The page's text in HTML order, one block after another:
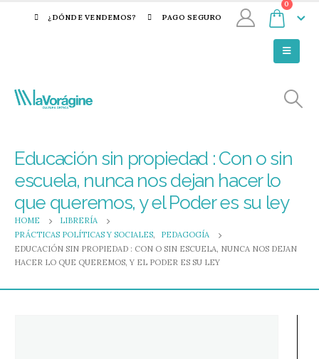
¿DÓNDE VENDEMOS? PAGO SEGURO
0
Educación sin propiedad : Con o sin
escuela, nunca nos dejan hacer lo
que queremos, y el Poder es su ley
HOME
LIBRERÍA
PRÁCTICAS POLÍTICAS Y SOCIALES,
PEDAGOGÍA
EDUCACIÓN SIN PROPIEDAD : CON O SIN ESCUELA, NUNCA NOS DEJAN
HACER LO QUE QUEREMOS, Y EL PODER ES SU LEY